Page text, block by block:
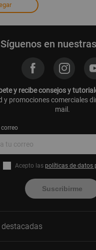
Síguenos en
y recibe consejos y
y promociones comerciales
mail.
Acepto las políticas de datos
Suscribirme
destacadas